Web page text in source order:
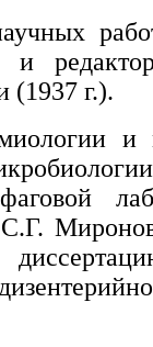
и
(1937 г.).
и